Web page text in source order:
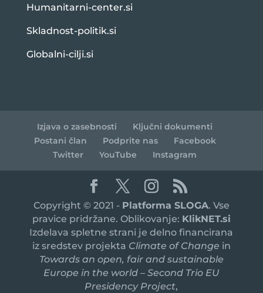
Humanitarni-center.si
Skladnost-politik.si
Globalni-cilji.si
Izjava o zasebnosti
Ključni dokumenti
Postani član
Podprite nas
Facebook
Twitter
YouTube Instagram
Copyright © 2021 - Platforma SLOGA. Vse
pravice pridržane. Oblikovanje: KlikNET.si
Izdelava spletne strani je delno financirana
iz sredstev projekta Climate of Change in
Towards an open, fair and sustainable
Europe in the world – Second Trio EU
Presidency Project,